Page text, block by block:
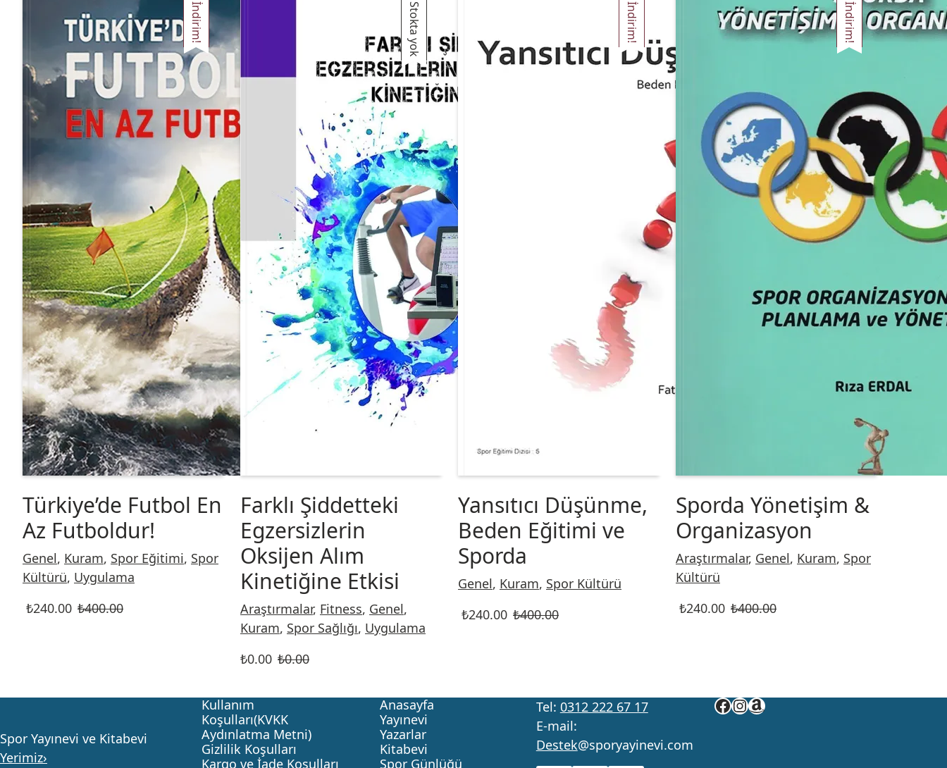
İndirim!
Türkiye’de Futbol En
Az Futboldur!
Genel, Kuram, Spor Eğitimi, Spor
Kültürü, Uygulama
₺400.00
₺240.00
Stokta yok
Farklı Şiddetteki
Egzersizlerin
Oksijen Alım
Kinetiğine Etkisi
Araştırmalar, Fitness, Genel,
Kuram, Spor Sağlığı, Uygulama
₺0.00
₺0.00
İndirim!
Yansıtıcı Düşünme,
Beden Eğitimi ve
Sporda
Genel, Kuram, Spor Kültürü
₺400.00
₺240.00
İndirim!
Sporda Yönetişim &
Organizasyon
Araştırmalar, Genel, Kuram, Spor
Kültürü
₺400.00
₺240.00
Spor Yayınevi ve Kitabevi
Yerimiz›
Kullanım
Koşulları(KVKK
Aydınlatma Metni)
Gizlilik Koşulları
Kargo ve İade Koşulları
Anasayfa
Yayınevi
Yazarlar
Kitabevi
Spor Günlüğü
Tel: 0312 222 67 17
E-mail:
Destek@sporyayinevi.com